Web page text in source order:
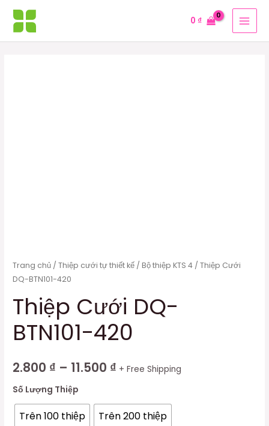
Nhảy
0 ₫
Trang chủ /Thiệp cưới tự thiết kế /Bộ thiệp KTS 4 / Thiệp Cưới
DQ-BTN101-420
Thiệp Cưới DQ-
BTN101-420
2.800 ₫ – 11.500 ₫ + Free Shipping
Số Lượng Thiệp
Trên 100 thiệp Trên 200 thiệp